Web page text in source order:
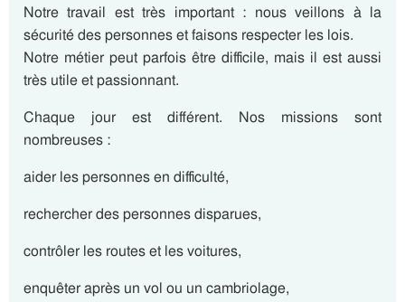
Notre travail est très important : nous veillons à la
sécurité des personnes et faisons respecter les lois.
Notre métier peut parfois être difficile, mais il est aussi
très utile et passionnant.
Chaque jour est différent. Nos missions sont
nombreuses :
aider les personnes en difficulté,
rechercher des personnes disparues,
contrôler les routes et les voitures,
enquêter après un vol ou un cambriolage,